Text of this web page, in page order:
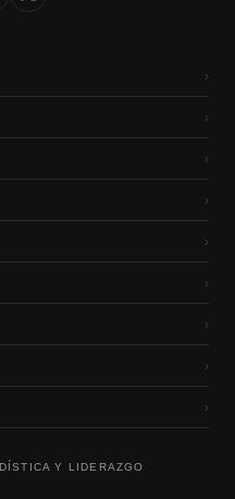
›
›
›
›
›
›
›
›
›
Y LIDERAZGO